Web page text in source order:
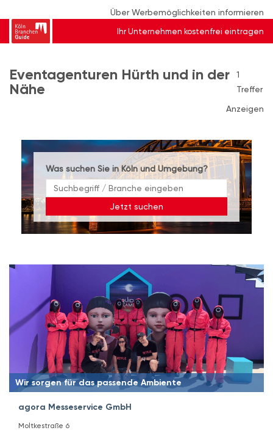
Über Werbemöglichkeiten informieren
Ihr Unternehmen kostenfrei eintragen
Eventagenturen Hürth und in der
Nähe
1
Treffer
Anzeigen
Was suchen Sie in Köln und Umgebung?
Jetzt suchen
Wir sorgen für das passende Ambiente
agora Messeservice GmbH
Moltkestraße 6